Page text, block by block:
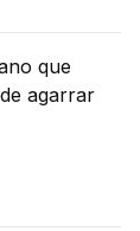
que
agarrar